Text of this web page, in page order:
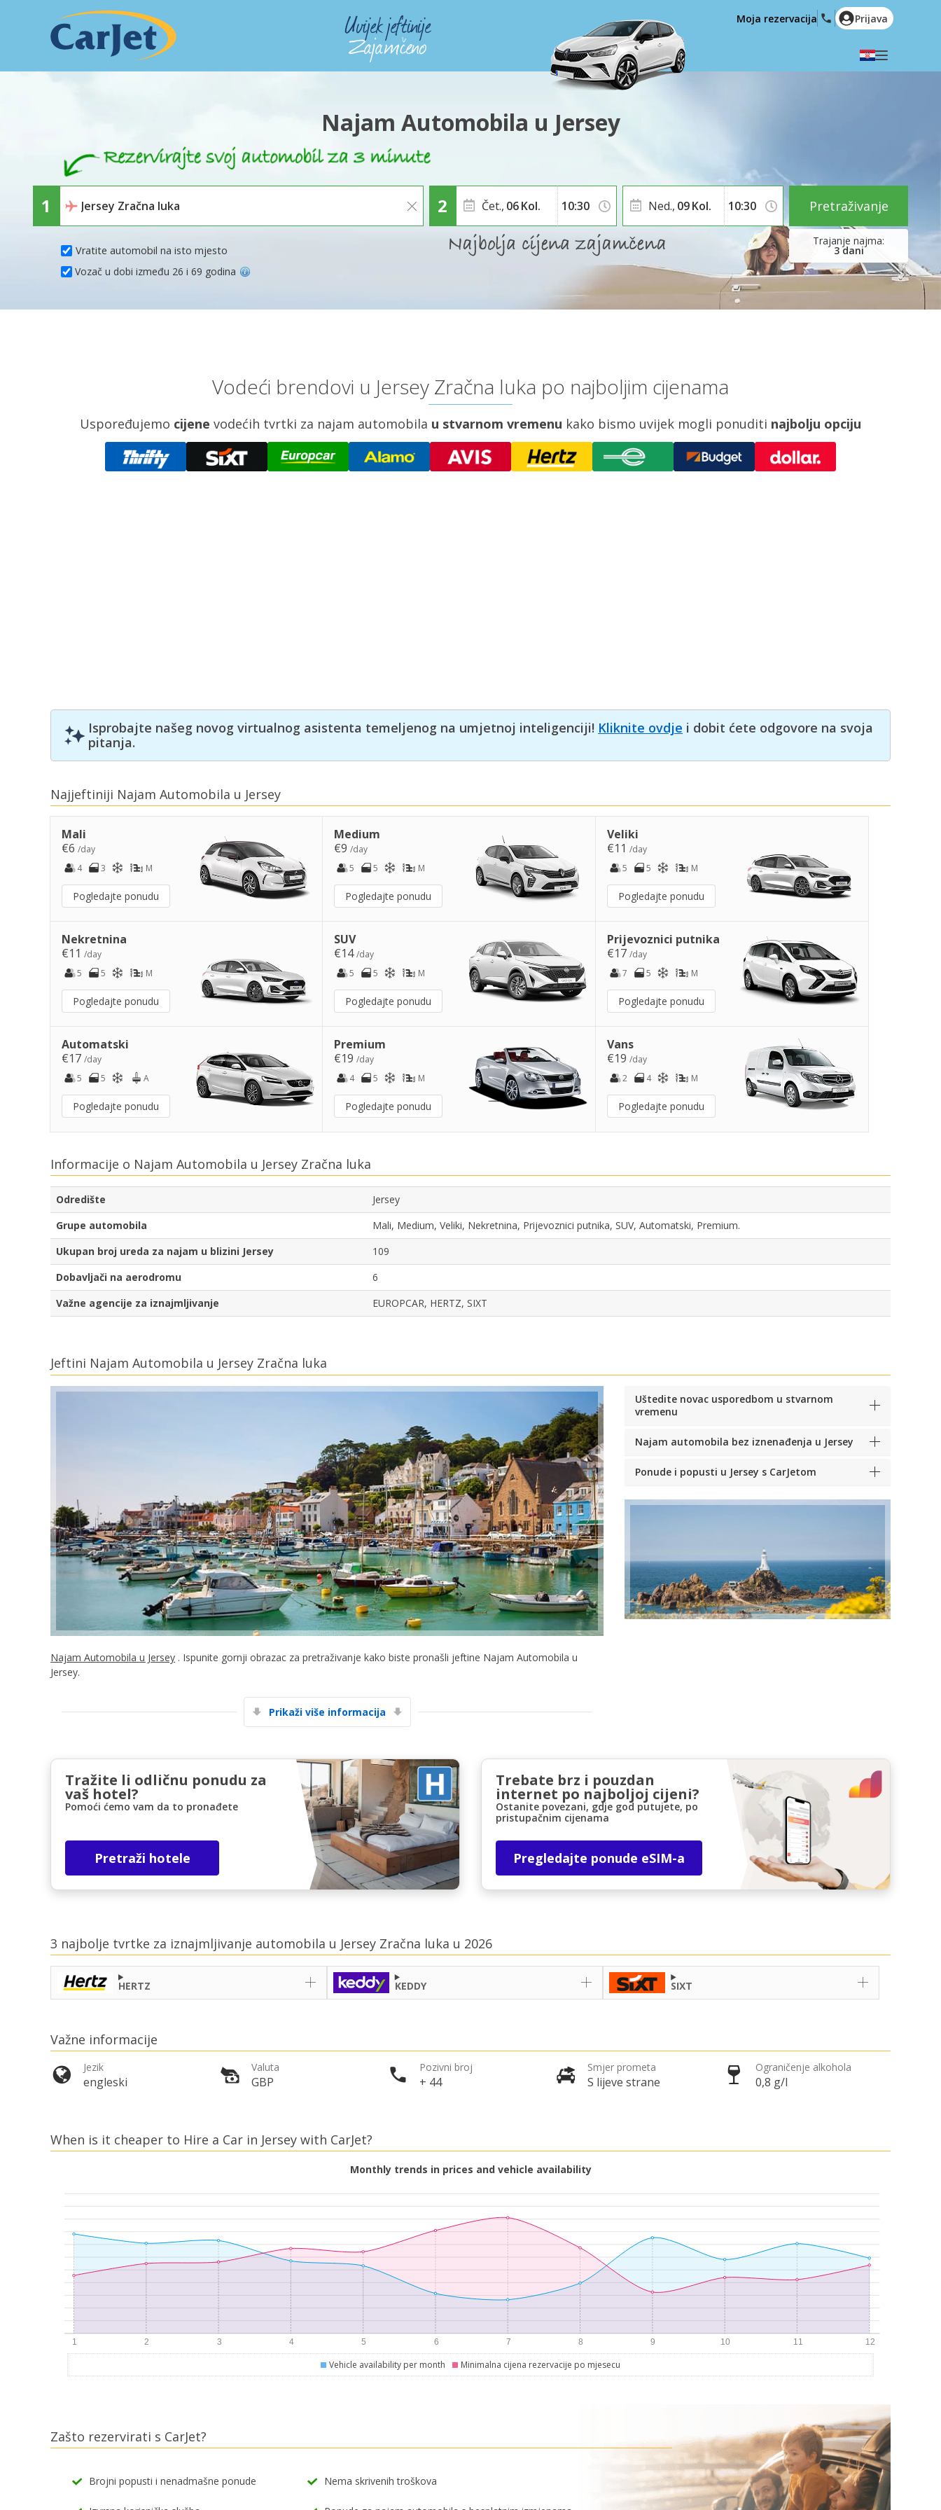
English (US)
Polski
Türkçe
Română
Ελληνικά
Hrvatski
العربية
Moja rezervacija Prijava
Najam Automobila u Jersey
Vratite automobil na isto mjesto
Čet., 06Kol.
3 dani
Ned., 09Kol.
Vozač u dobi između 26 i 69 godina
Pretraživanje
Vodeći brendovi u Jersey Zračna luka po najboljim cijenama
Uspoređujemo cijene vodećih tvrtki za najam automobila u stvarnom vremenu kako bismo uvijek mogli ponuditi najbolju opciju
Isprobajte našeg novog virtualnog asistenta temeljenog na umjetnoj inteligenciji! Kliknite ovdje i dobit ćete odgovore na svoja
pitanja.
Najjeftiniji Najam Automobila u Jersey
Mali
€6 /day
4
3 M
Pogledajte ponudu
Medium
€9/day
5
5 M
Pogledajte ponudu
Veliki
€11 /day
5
5 M
Pogledajte ponudu
Nekretnina
€11 /day
5
5 M
Pogledajte ponudu
SUV
€14/day
5
5 M
Pogledajte ponudu
Prijevoznici putnika
€17 /day
7
5 M
Pogledajte ponudu
Automatski
€17 /day
5
5 A
Pogledajte ponudu
Premium
€19/day
4
5 M
Pogledajte ponudu
Vans
€19 /day
2
4 M
Pogledajte ponudu
Informacije o Najam Automobila u Jersey Zračna luka
Odredište
Jersey
Grupe automobila
Mali, Medium, Veliki, Nekretnina, Prijevoznici putnika, SUV, Automatski, Premium.
Ukupan broj ureda za najam u blizini Jersey
109
Dobavljači na aerodromu
6
Važne agencije za iznajmljivanje
EUROPCAR, HERTZ, SIXT
Jeftini Najam Automobila u Jersey Zračna luka
Najam Automobila u Jersey . Ispunite gornji obrazac za pretraživanje kako biste pronašli jeftine Najam Automobila u
Jersey.
Prikaži više informacija
Uštedite novac usporedbom u stvarnom
vremenu
Najam automobila bez iznenađenja u Jersey
Ponude i popusti u Jersey s CarJetom
Tražite li odličnu ponudu za
vaš hotel?
Pomoći ćemo vam da to pronađete
Pretraži hotele
Trebate brz i pouzdan
internet po najboljoj cijeni?
Ostanite povezani, gdje god putujete, po
pristupačnim cijenama
Pregledajte ponude eSIM-a
3 najbolje tvrtke za iznajmljivanje automobila u Jersey Zračna luka u 2026
HERTZ KEDDY SIXT
Važne informacije
Jezik
engleski
Valuta
GBP
Pozivni broj
+ 44
Smjer prometa
S lijeve strane
Ograničenje alkohola
0,8 g/l
When is it cheaper to Hire a Car in Jersey with CarJet?
Monthly trends in prices and vehicle availability
Vehicle availability per month Minimalna cijena rezervacije po mjesecu
Zašto rezervirati s CarJet?
Brojni popusti i nenadmašne ponude Nema skrivenih troškova
Posebni popusti
Pristupite ekskluzivnim ponudama naših
dobavljača
Prijava putem eLinka